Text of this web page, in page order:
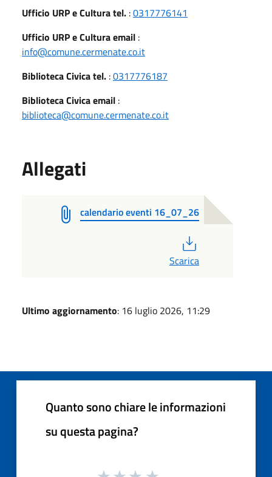
Ufficio URP e Cultura tel. :0317776141
Ufficio URP e Cultura email :
info@comune.cermenate.co.it
Biblioteca Civica tel. :0317776187
Biblioteca Civica email :
biblioteca@comune.cermenate.co.it
Allegati
calendario eventi 16_07_26
Scarica
Ultimo aggiornamento: 16 luglio 2026, 11:29
Quanto sono chiare le informazioni
su questa pagina?